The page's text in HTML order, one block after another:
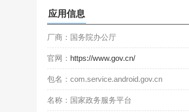
应用信息
厂商： 国务院办公厅
官网： https://www.gov.cn/
包名： com.service.android.gov.cn
名称： 国家政务服务平台